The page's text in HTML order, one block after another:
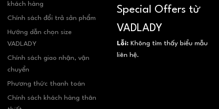
khách hàng
Chính sách đổi trả sản phẩm
Hướng dẫn chọn size
VADLADY
Chính sách giao nhận, vận
chuyển
Phương thức thanh toán
Chính sách khách hàng thân
Special Offers từ
VADLADY
Lỗi: Không tìm thấy biểu mẫu
liên hệ.